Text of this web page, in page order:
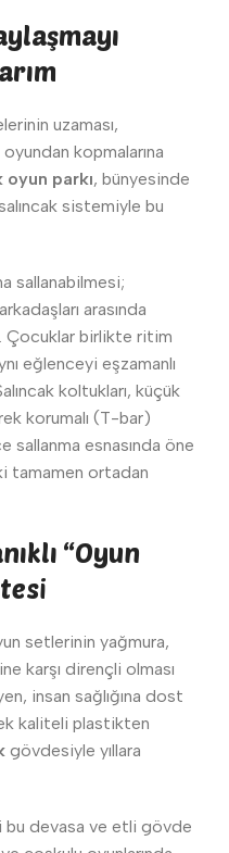
uzaması,
kopmalarına
parkı, bünyesinde
sistemiyle bu
sallanabilmesi;
arasında
Çocuklar birlikte ritim
eğlenceyi eşzamanlı
koltukları, küçük
korumalı (T-bar)
sallanma esnasında öne
tamamen ortadan
“Oyun
setlerinin yağmura,
karşı dirençli olması
insan sağlığına dost
kaliteli plastikten
gövdesiyle yıllara
bu devasa ve etli gövde